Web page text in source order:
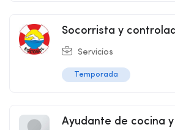
Socorrista y
Servicios
Temporada
Ayudante de cocina